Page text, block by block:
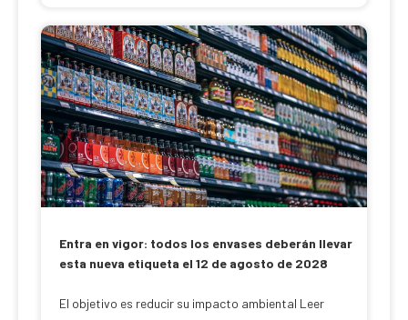
Entra en vigor: todos los envases deberán llevar
esta nueva etiqueta el 12 de agosto de 2028
El objetivo es reducir su impacto ambiental Leer